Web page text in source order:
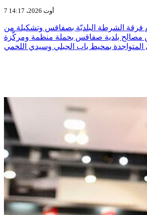
7 أوت 2026، 14:17
فرقة الشرطة البلديّة بصفاقس وتشكيلة من
مصالح بلدية صفاقس بحملة منظمة ومركّزة